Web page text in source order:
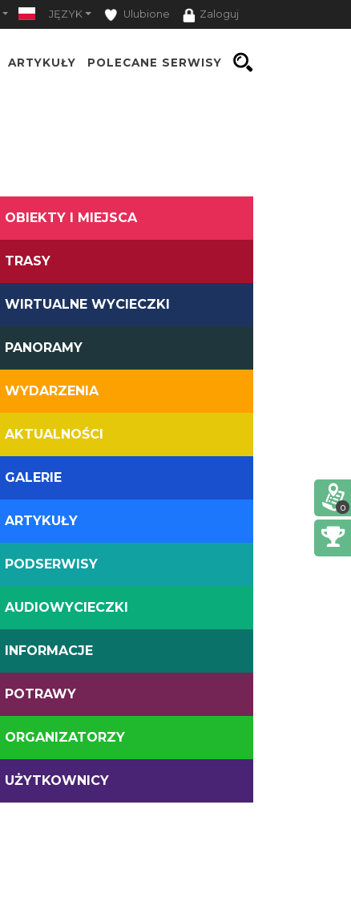
JĘZYK Ulubione Zaloguj
ARTYKUŁY POLECANE SERWISY
OBIEKTY I MIEJSCA
TRASY
WIRTUALNE WYCIECZKI
PANORAMY
WYDARZENIA
AKTUALNOŚCI
GALERIE
ARTYKUŁY
PODSERWISY
AUDIOWYCIECZKI
INFORMACJE
POTRAWY
ORGANIZATORZY
UŻYTKOWNICY
0